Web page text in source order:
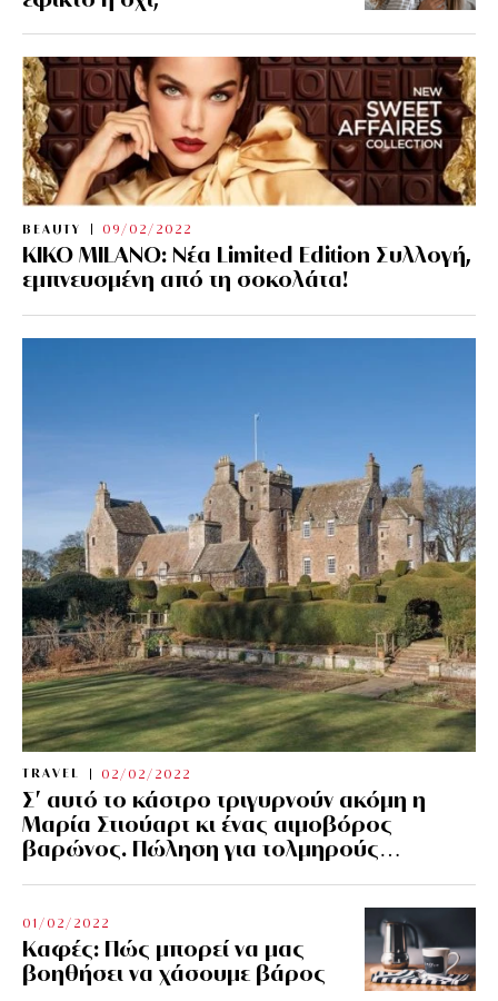
BEAUTY 09/02/2022
KIKO MILANO: Νέα Limited Edition Συλλογή,
εμπνευσμένη από τη σοκολάτα!
TRAVEL 02/02/2022
Σ’ αυτό το κάστρο τριγυρνούν ακόμη η
Μαρία Στιούαρτ κι ένας αιμοβόρος
βαρώνος. Πώληση για τολμηρούς…
01/02/2022
Kαφές: Πώς μπορεί να μας
βοηθήσει να χάσουμε βάρος